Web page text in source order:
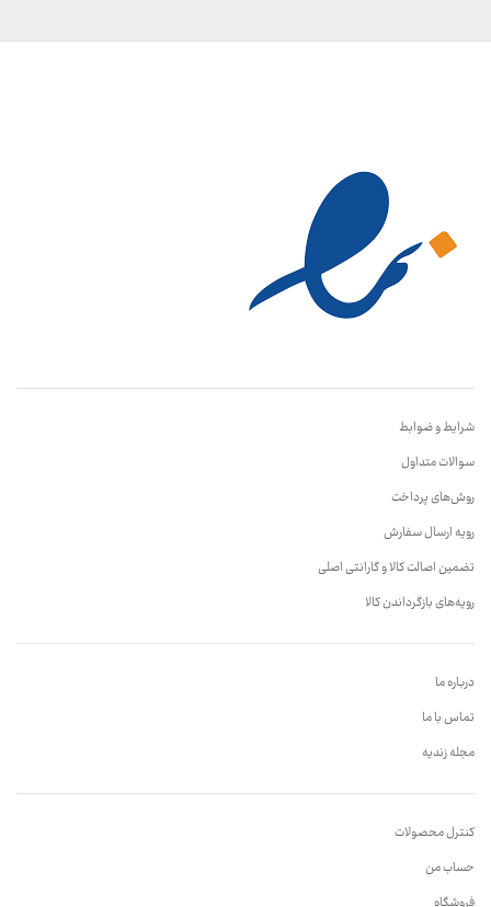
شرایط و ضوابط
سوالات متداول
روش‌های پرداخت
رویه ارسال سفارش
تضمین اصالت کالا و گارانتی اصلی
رویه‌های بازگرداندن کالا
درباره ما
تماس با ما
مجله زندیه
کنترل محصولات
حساب من